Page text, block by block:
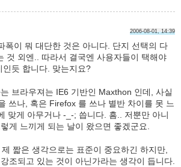
2006-08-01, 14:39
폭이 뭐 대단한 것은 아니다. 단지 선택의 다
것 외엔.. 따라서 결국엔 사용자들이 택해야
듯 합니다. 맞는지요?
브라우져는 IE6 기반인 Maxthon 인데, 사실
쓰나, 혹은 Firefox 를 쓰나 별반 차이를 못 느
맞게 아무거나 -_-; 씁니다. 흠.. 저뿐만 아니
게 느끼게 되는 날이 왔으면 좋겠군요.
짧은 생각으로는 표준이 중요하긴 하지만,
조되고 있는 것이 아닌가라는 생각이 듭니다.